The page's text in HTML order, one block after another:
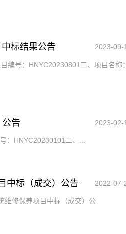
标结果公告 2023-09-
编号：HNYC20230801二、项目名称：
告 2023-02-
HNYC20230101二、...
中标（成交）公告 2022-07-
维修保养项目中标（成交）公